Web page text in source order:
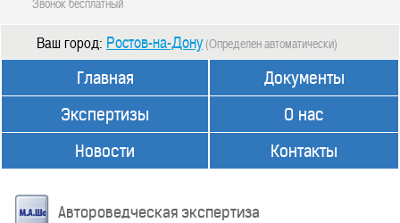
Ваш город: Ростов-на-Дону (Определен автоматически)
Главная
Экспертизы
Новости
Документы
О нас
Контакты
Автороведческая экспертиза